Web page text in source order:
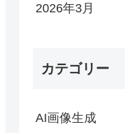
2026年3月
カテゴリー
AI画像生成